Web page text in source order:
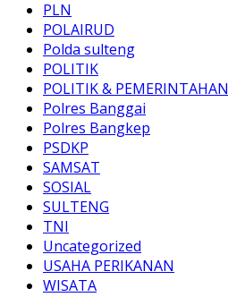
PLN
POLAIRUD
Polda sulteng
POLITIK
POLITIK & PEMERINTAHAN
Polres Banggai
Polres Bangkep
PSDKP
SAMSAT
SOSIAL
SULTENG
TNI
Uncategorized
USAHA PERIKANAN
WISATA